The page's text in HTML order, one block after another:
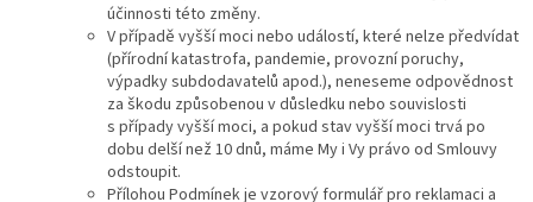
účinnosti této změny.
V případě vyšší moci nebo událostí, které nelze předvídat
(přírodní katastrofa, pandemie, provozní poruchy,
výpadky subdodavatelů apod.), neneseme odpovědnost
za škodu způsobenou v důsledku nebo souvislosti
s případy vyšší moci, a pokud stav vyšší moci trvá po
dobu delší než 10 dnů, máme My i Vy právo od Smlouvy
odstoupit.
Přílohou Podmínek je vzorový formulář pro reklamaci a